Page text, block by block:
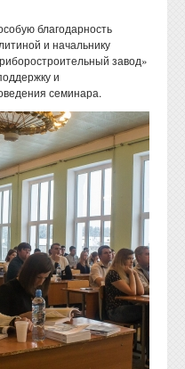
благодарность
и начальнику
завод»
и
семинара.